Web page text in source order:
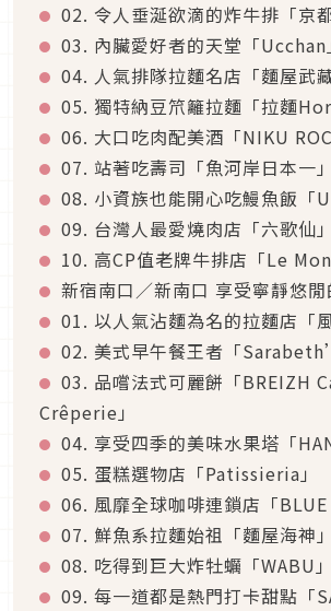
02. 令人垂涎欲滴的炸牛排「京都
03. 內臟愛好者的天堂「Ucchan
04. 人氣排隊拉麵名店「麵屋武藏
05. 獨特納豆笊籬拉麵「拉麵
06. 大口吃肉配美酒「NIKU
07. 站著吃壽司「魚河岸日本一」
08. 小資族也能開心吃鰻魚飯「
09. 台灣人最愛燒肉店「六歌仙」
10. 高CP值老牌牛排店「Le
新宿南口／新南口 享受寧靜悠
01. 以人氣沾麵為名的拉麵店「風
02. 美式早午餐王者「
03. 品嚐法式可麗餅「BREIZH
Crêperie」
04. 享受四季的美味水果塔「
05. 蛋糕選物店「Patissieria」
06. 風靡全球咖啡連鎖店「BLUE
07. 鮮魚系拉麵始祖「麵屋海神」
08. 吃得到巨大炸牡蠣「WABU」
09. 每一道都是熱門打卡甜點「